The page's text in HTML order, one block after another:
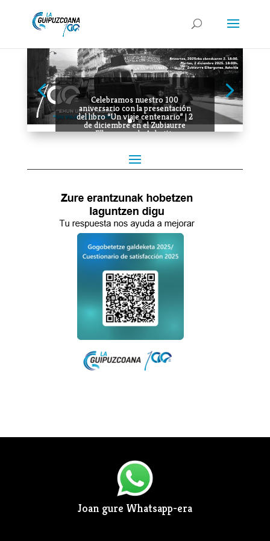
Celebramos nuestro 100
aniversario con la presentación
del libro “Un viaje centenario” | 2
de diciembre en el Zubiaurre
Elkargunea de Azkoitia
Joan gure Whatsapp-era